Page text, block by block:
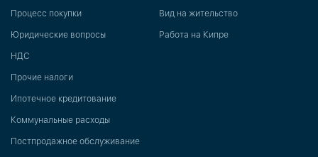
Процесс покупки
Юридические вопросы
НДС
Прочие налоги
Ипотечное кредитование
Коммунальные расходы
Постпродажное обслуживание
Вид на жительство
Работа на Кипре